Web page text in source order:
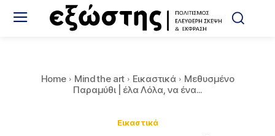
Home Mind the art Εικαστικά
Μεθυσμένο
Παραμύθι | έλα Λόλα, να ένα...
Εικαστικά